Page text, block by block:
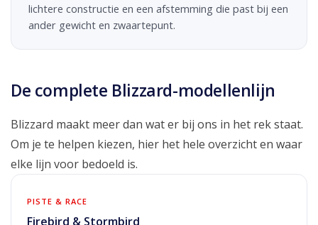
lichtere constructie en een afstemming die past bij een
ander gewicht en zwaartepunt.
De complete Blizzard-modellenlijn
Blizzard maakt meer dan wat er bij ons in het rek staat.
Om je te helpen kiezen, hier het hele overzicht en waar
elke lijn voor bedoeld is.
PISTE & RACE
Firebird & Stormbird